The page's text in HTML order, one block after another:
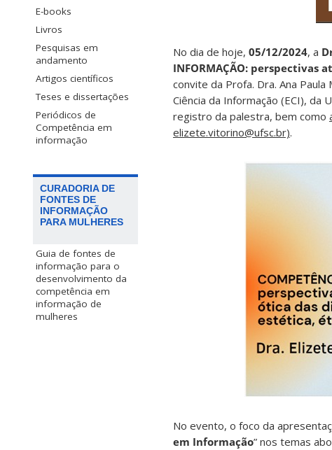
E-books
Livros
Pesquisas em
andamento
Artigos científicos
Teses e dissertações
Periódicos de
Competência em
informação
CURADORIA DE
FONTES DE
INFORMAÇÃO
PARA MULHERES
Guia de fontes de
informação para o
desenvolvimento da
competência em
informação de
mulheres
No dia de hoje, 05/12/2024, a
INFORMAÇÃO: perspectivas
convite da Profa. Dra. Ana
Ciência da Informação (ECI), da
registro da palestra, bem como
elizete.vitorino@ufsc.br).
No evento, o foco da
em Informação” nos temas